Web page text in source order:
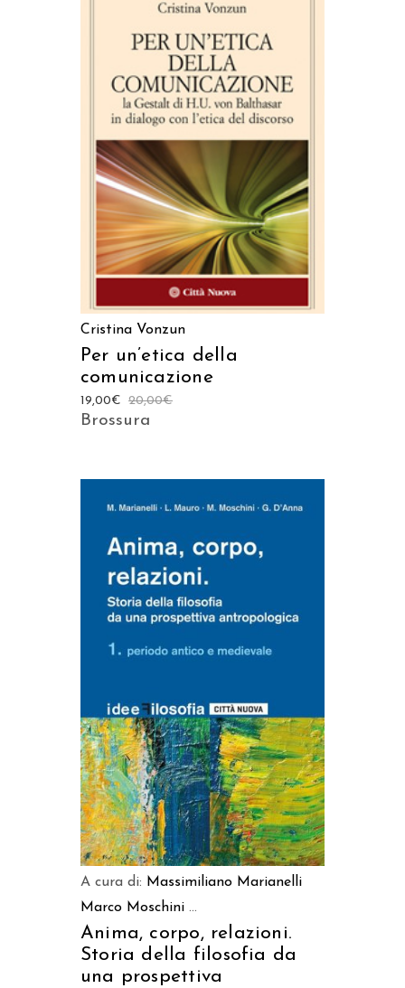
LEGGI TUTTO
Cristina Vonzun
Per un’etica della
comunicazione
20,00€
19,00€
Brossura
A cura di: Massimiliano Marianelli
Marco Moschini ...
Anima, corpo, relazioni.
Storia della filosofia da
una prospettiva